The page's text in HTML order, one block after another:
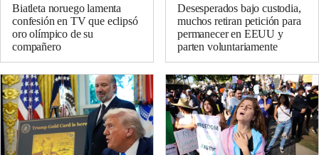
Biatleta noruego lamenta
confesión en TV que eclipsó
oro olímpico de su
compañero
Desesperados bajo custodia,
muchos retiran petición para
permanecer en EEUU y
parten voluntariamente